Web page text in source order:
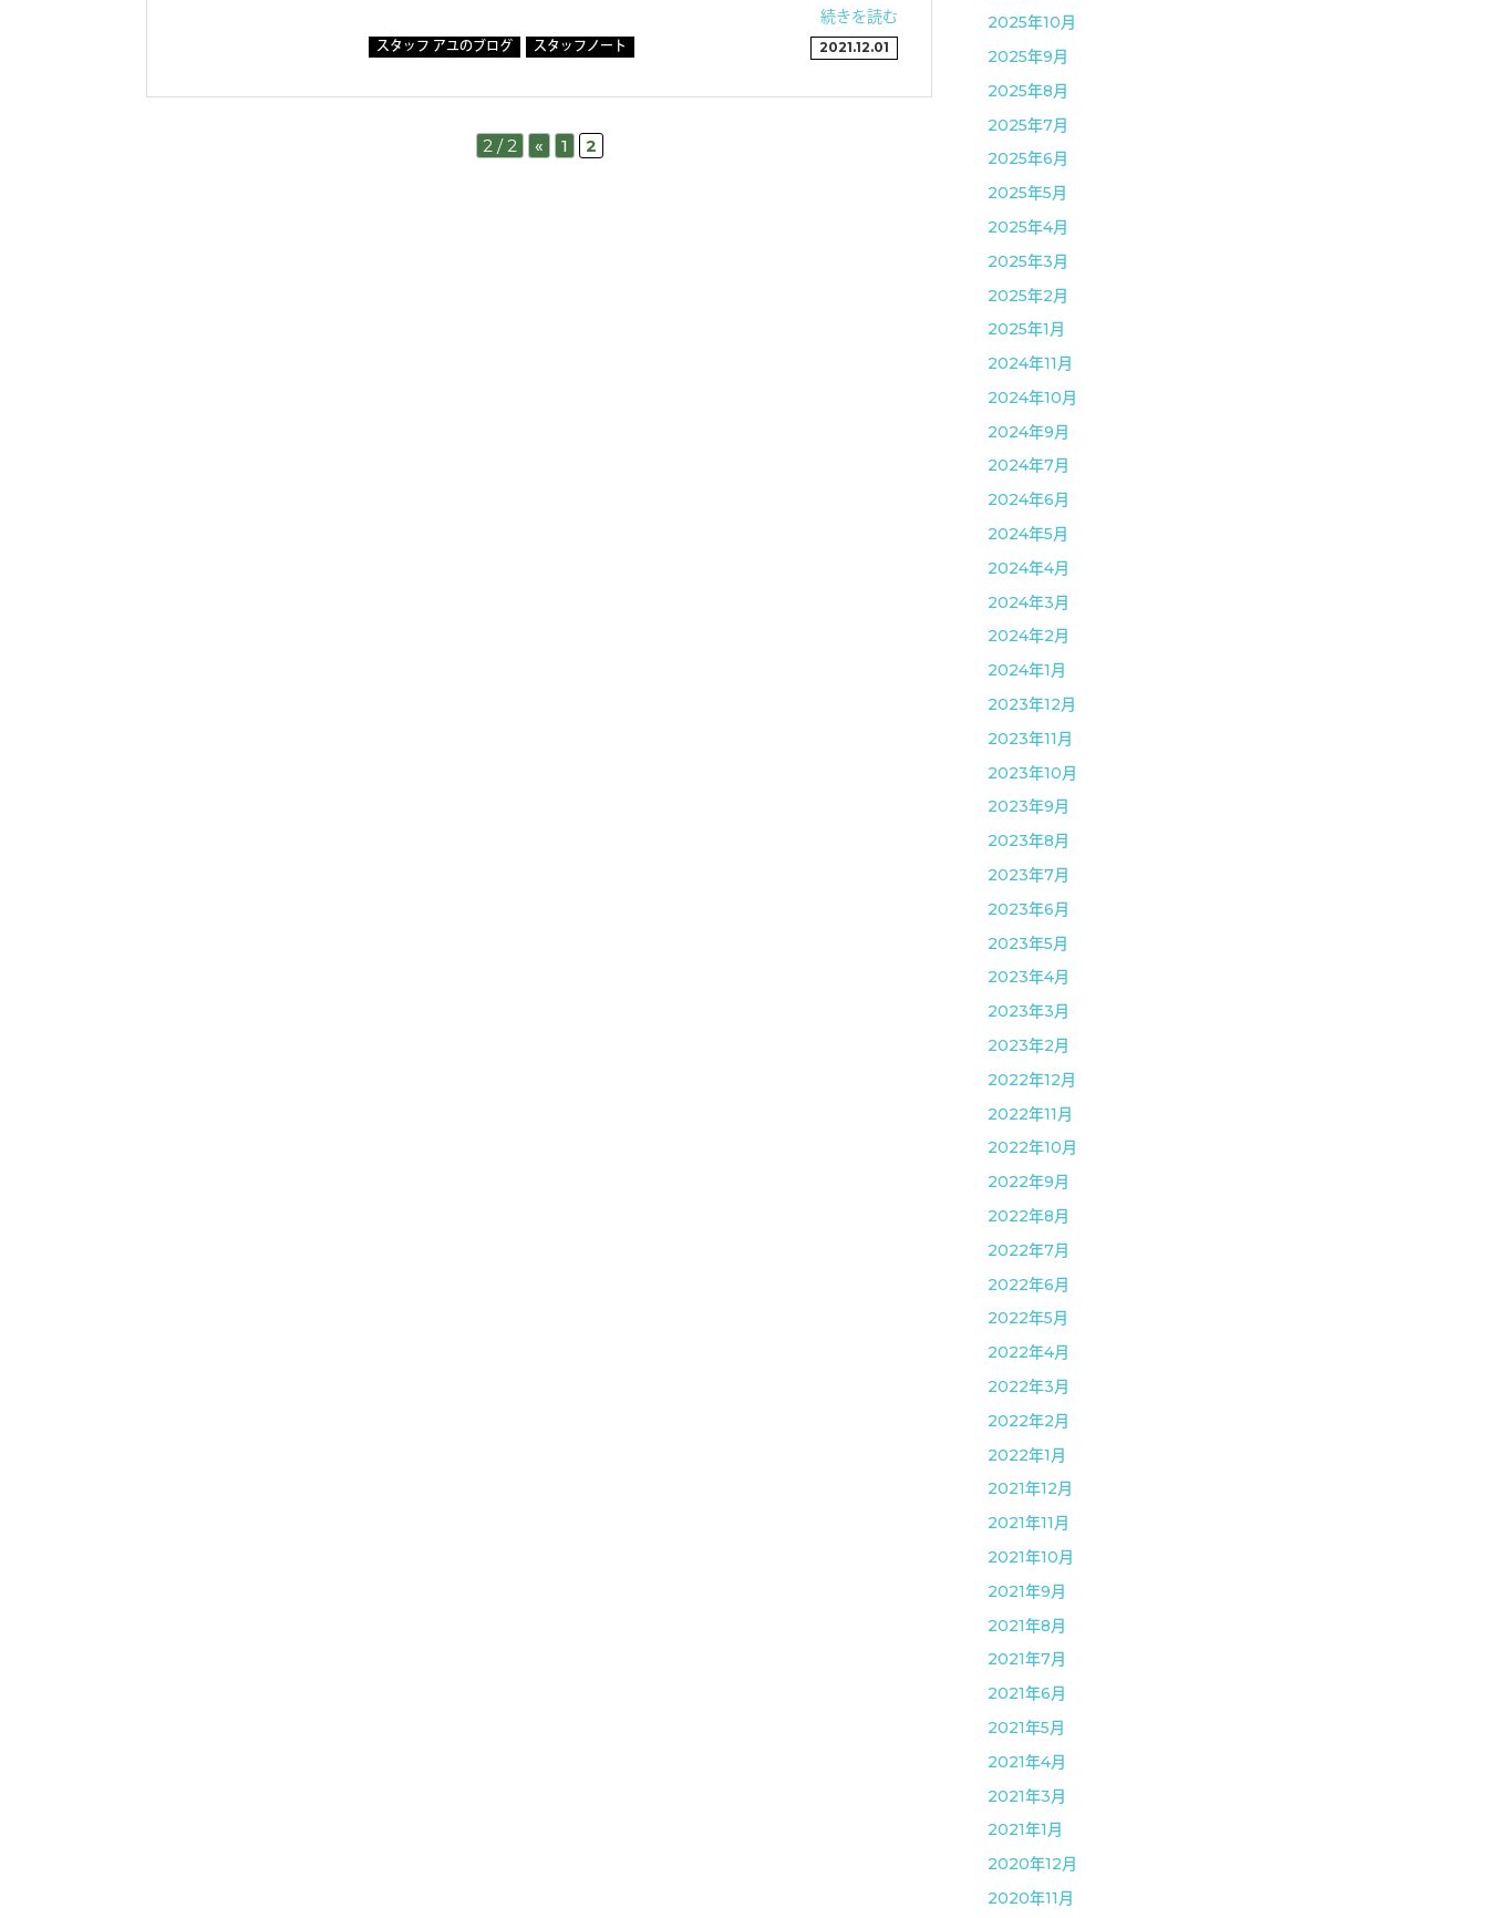
続きを読む
スタッフ アユのブログ スタッフノート 2021.12.01
2 / 2 « 1 2
2025年10月
2025年9月
2025年8月
2025年7月
2025年6月
2025年5月
2025年4月
2025年3月
2025年2月
2025年1月
2024年11月
2024年10月
2024年9月
2024年7月
2024年6月
2024年5月
2024年4月
2024年3月
2024年2月
2024年1月
2023年12月
2023年11月
2023年10月
2023年9月
2023年8月
2023年7月
2023年6月
2023年5月
2023年4月
2023年3月
2023年2月
2022年12月
2022年11月
2022年10月
2022年9月
2022年8月
2022年7月
2022年6月
2022年5月
2022年4月
2022年3月
2022年2月
2022年1月
2021年12月
2021年11月
2021年10月
2021年9月
2021年8月
2021年7月
2021年6月
2021年5月
2021年4月
2021年3月
2021年1月
2020年12月
2020年11月